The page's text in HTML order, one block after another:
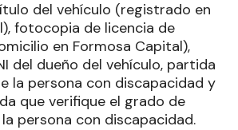
del vehículo (registrado en
fotocopia de licencia de
en Formosa Capital),
del dueño del vehículo, partida
la persona con discapacidad y
que verifique el grado de
persona con discapacidad.